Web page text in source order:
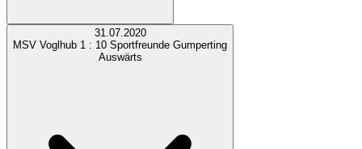
31.07.2020
MSV Voglhub 1 : 10 Sportfreunde Gumperting
Auswärts